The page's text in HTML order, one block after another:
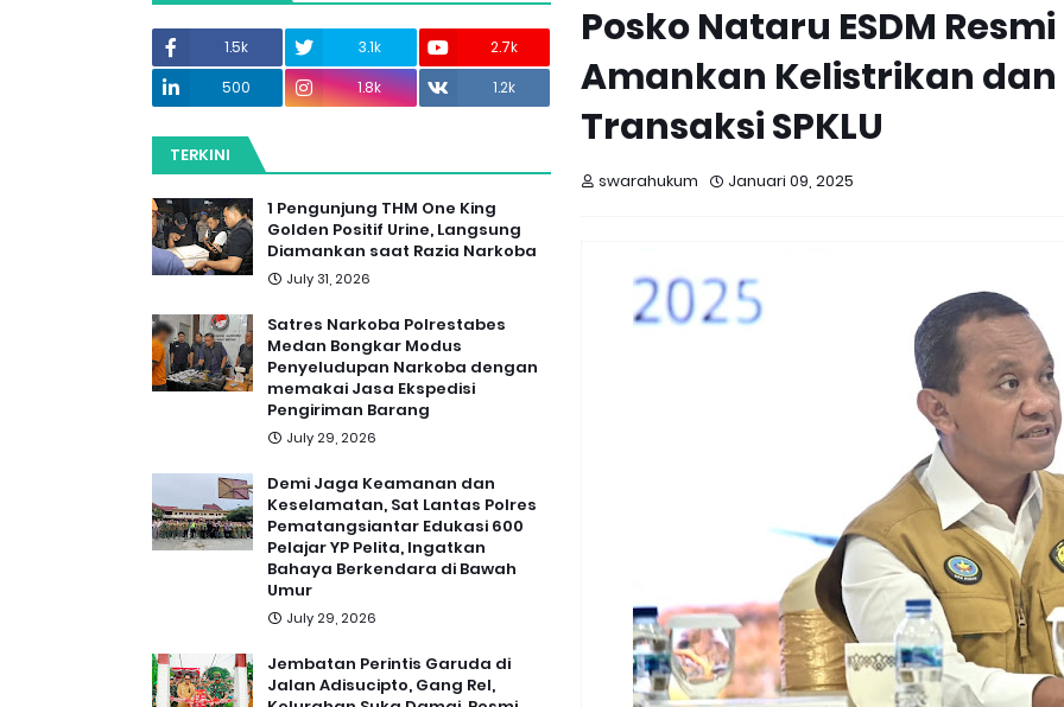
Posko Nataru ESDM
Amankan Kelistrikan
Transaksi SPKLU
swarahukum Januari 09, 2025
1.5k 3.1k
2.7k
500
1.8k 1.2k
TERKINI
1 Pengunjung THM One King
Golden Positif Urine, Langsung
Diamankan saat Razia Narkoba
July 31, 2026
Satres Narkoba Polrestabes
Medan Bongkar Modus
Penyeludupan Narkoba dengan
memakai Jasa Ekspedisi
Pengiriman Barang
July 29, 2026
Demi Jaga Keamanan dan
Keselamatan, Sat Lantas Polres
Pematangsiantar Edukasi 600
Pelajar YP Pelita, Ingatkan
Bahaya Berkendara di Bawah
Umur
July 29, 2026
Jembatan Perintis Garuda di
Jalan Adisucipto, Gang Rel,